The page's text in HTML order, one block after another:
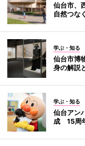
仙台市、
自然つな
学ぶ・知る
仙台市博
身の解説
学ぶ・知る
仙台アン
成 15周